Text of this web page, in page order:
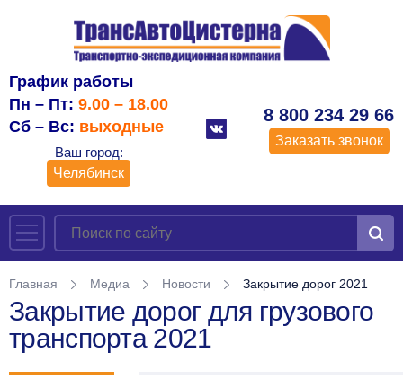
График работы
Пн – Пт: 9.00 – 18.00
Сб – Вс: выходные
Ваш город:
Челябинск
8 800 234 29 66
Заказать звонок
Главная Медиа Новости Закрытие дорог 2021
Закрытие дорог для грузового
транспорта 2021